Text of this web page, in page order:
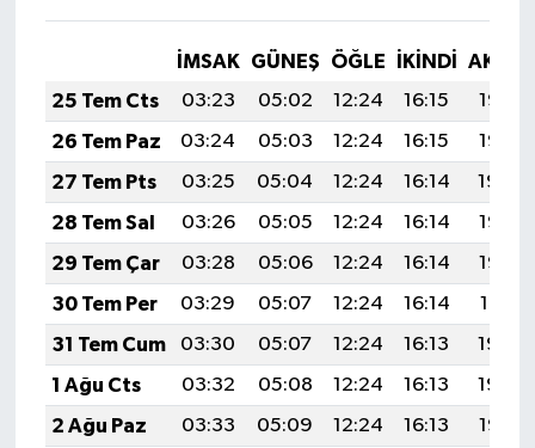
İMSAK GÜNEŞ ÖĞLE İKINDI
25 Tem Cts
03:23 05:02 12:24 16:15
19:35
26 Tem Paz
03:24 05:03 12:24 16:15
19:35
27 Tem Pts
03:25 05:04 12:24 16:14
19:34
28 Tem Sal
03:26 05:05 12:24 16:14
19:33
29 Tem Çar
03:28 05:06 12:24 16:14
19:32
30 Tem Per
03:29 05:07 12:24 16:14
19:31
31 Tem Cum
03:30 05:07 12:24 16:13
19:30
1 Ağu Cts
03:32 05:08 12:24 16:13
19:29
2 Ağu Paz
03:33 05:09 12:24 16:13
19:28